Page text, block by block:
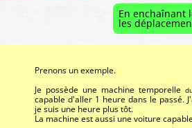
En enchaînant
les
Prenons un exemple.
Je possède une machine temporelle
capable d'aller 1 heure dans le passé.
je suis une heure plus tôt.
La machine est aussi une voiture